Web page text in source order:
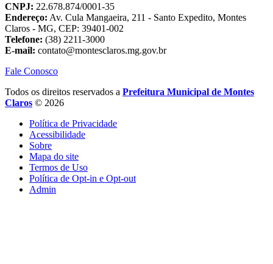
CNPJ: 22.678.874/0001-35
Endereço: Av. Cula Mangaeira, 211 - Santo Expedito, Montes
Claros - MG, CEP: 39401-002
Telefone: (38) 2211-3000
E-mail: contato@montesclaros.mg.gov.br
Fale Conosco
Todos os direitos reservados a Prefeitura Municipal de Montes
Claros © 2026
Política de Privacidade
Acessibilidade
Sobre
Mapa do site
Termos de Uso
Política de Opt-in e Opt-out
Admin